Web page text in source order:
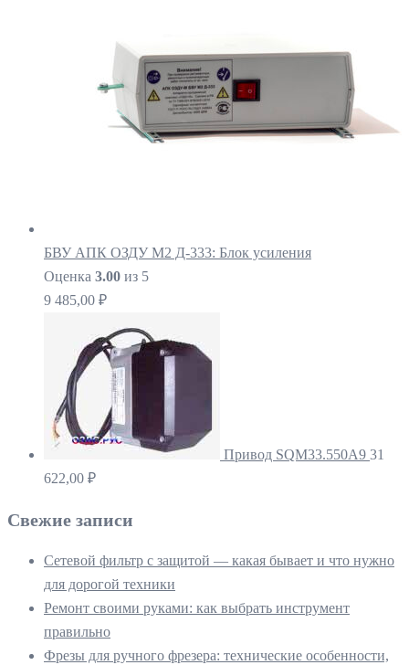
БВУ АПК ОЗДУ М2 Д-333: Блок усиления
Оценка 3.00 из 5
9 485,00 ₽
Привод SQM33.550A9 31
622,00 ₽
Свежие записи
Сетевой фильтр с защитой — какая бывает и что нужно
для дорогой техники
Ремонт своими руками: как выбрать инструмент
правильно
Фрезы для ручного фрезера: технические особенности,